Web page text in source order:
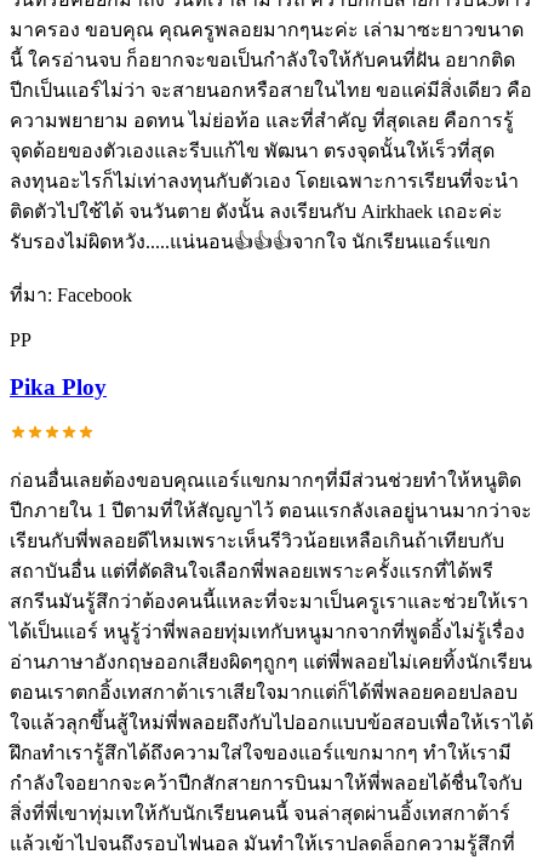
มาครอง ขอบคุณ คุณครูพลอยมากๆนะค่ะ เล่ามาซะยาวขนาด
นี้ ใครอ่านจบ ก็อยากจะขอเป็นกำลังใจให้กับคนที่ฝัน อยากติด
ปีกเป็นแอร์ไม่ว่า จะสายนอกหรือสายในไทย ขอแค่มีสิ่งเดียว คือ
ความพยายาม อดทน ไม่ย่อท้อ และที่สำคัญ ที่สุดเลย คือการรู้
จุดด้อยของตัวเองและรีบแก้ไข พัฒนา ตรงจุดนั้นให้เร็วที่สุด
ลงทุนอะไรก็ไม่เท่าลงทุนกับตัวเอง โดยเฉพาะการเรียนที่จะนำ
ติดตัวไปใช้ได้ จนวันตาย ดังนั้น ลงเรียนกับ Airkhaek เถอะค่ะ
รับรองไม่ผิดหวัง.....แน่นอน👍👍👍จากใจ นักเรียนแอร์แขก
ที่มา: Facebook
PP
Pika Ploy
ก่อนอื่นเลยต้องขอบคุณแอร์แขกมากๆที่มีส่วนช่วยทำให้หนูติด
ปีกภายใน 1 ปีตามที่ให้สัญญาไว้ ตอนแรกลังเลอยู่นานมากว่าจะ
เรียนกับพี่พลอยดีไหมเพราะเห็นรีวิวน้อยเหลือเกินถ้าเทียบกับ
สถาบันอื่น แต่ที่ตัดสินใจเลือกพี่พลอยเพราะครั้งแรกที่ได้พรี
สกรีนมันรู้สึกว่าต้องคนนี้แหละที่จะมาเป็นครูเราและช่วยให้เรา
ได้เป็นแอร์ หนูรู้ว่าพี่พลอยทุ่มเทกับหนูมากจากที่พูดอิ้งไม่รู้เรื่อง
อ่านภาษาอังกฤษออกเสียงผิดๆถูกๆ แต่พี่พลอยไม่เคยทิ้งนักเรียน
ตอนเราตกอิ้งเทสกาต้าเราเสียใจมากแต่ก็ได้พี่พลอยคอยปลอบ
ใจแล้วลุกขึ้นสู้ใหม่พี่พลอยถึงกับไปออกแบบข้อสอบเพื่อให้เราได้
ฝึกaทำเรารู้สึกได้ถึงความใส่ใจของแอร์แขกมากๆ ทำให้เรามี
กำลังใจอยากจะคว้าปีกสักสายการบินมาให้พี่พลอยได้ชื่นใจกับ
สิ่งที่พี่เขาทุ่มเทให้กับนักเรียนคนนี้ จนล่าสุดผ่านอิ้งเทสกาต้าร์
แล้วเข้าไปจนถึงรอบไฟนอล มันทำให้เราปลดล็อกความรู้สึกที่